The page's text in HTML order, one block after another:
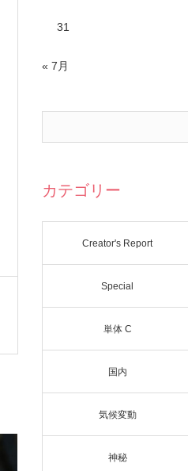
31
« 7月
カテゴリー
Creator's Report
Special
単体 C
国内
気候変動
神秘